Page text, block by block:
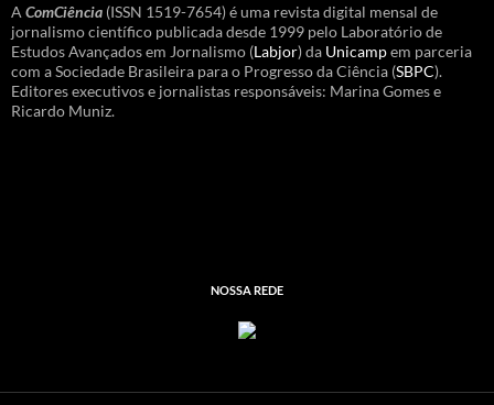
A ComCiência (ISSN 1519-7654) é uma revista digital mensal de
jornalismo científico publicada desde 1999 pelo Laboratório de
Estudos Avançados em Jornalismo (Labjor) da Unicampem parceria
com a Sociedade Brasileira para o Progresso da Ciência (SBPC).
Editores executivos e jornalistas responsáveis: Marina Gomes e
Ricardo Muniz.
NOSSA REDE